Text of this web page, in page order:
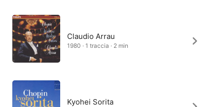
Claudio Arrau
1980 · 1 traccia · 2 min
Kyohei Sorita